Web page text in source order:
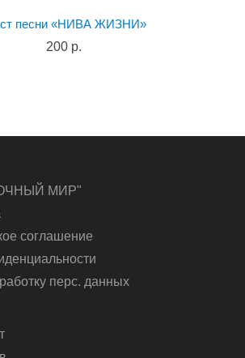
песни «НИВА ЖИЗНИ»
200 р.
МИР"
соглашение
перс. данных